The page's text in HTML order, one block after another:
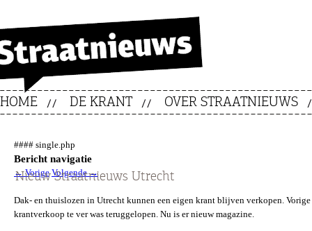
HOME DE KRANT OVER STRAATNIEUWS
#### single.php
Bericht navigatie
←Vorige Volgende→
Nieuw Straatnieuws Utrecht
Dak- en thuislozen in Utrecht kunnen een eigen krant blijven verkopen.
krantverkoop te ver was teruggelopen. Nu is er nieuw magazine.